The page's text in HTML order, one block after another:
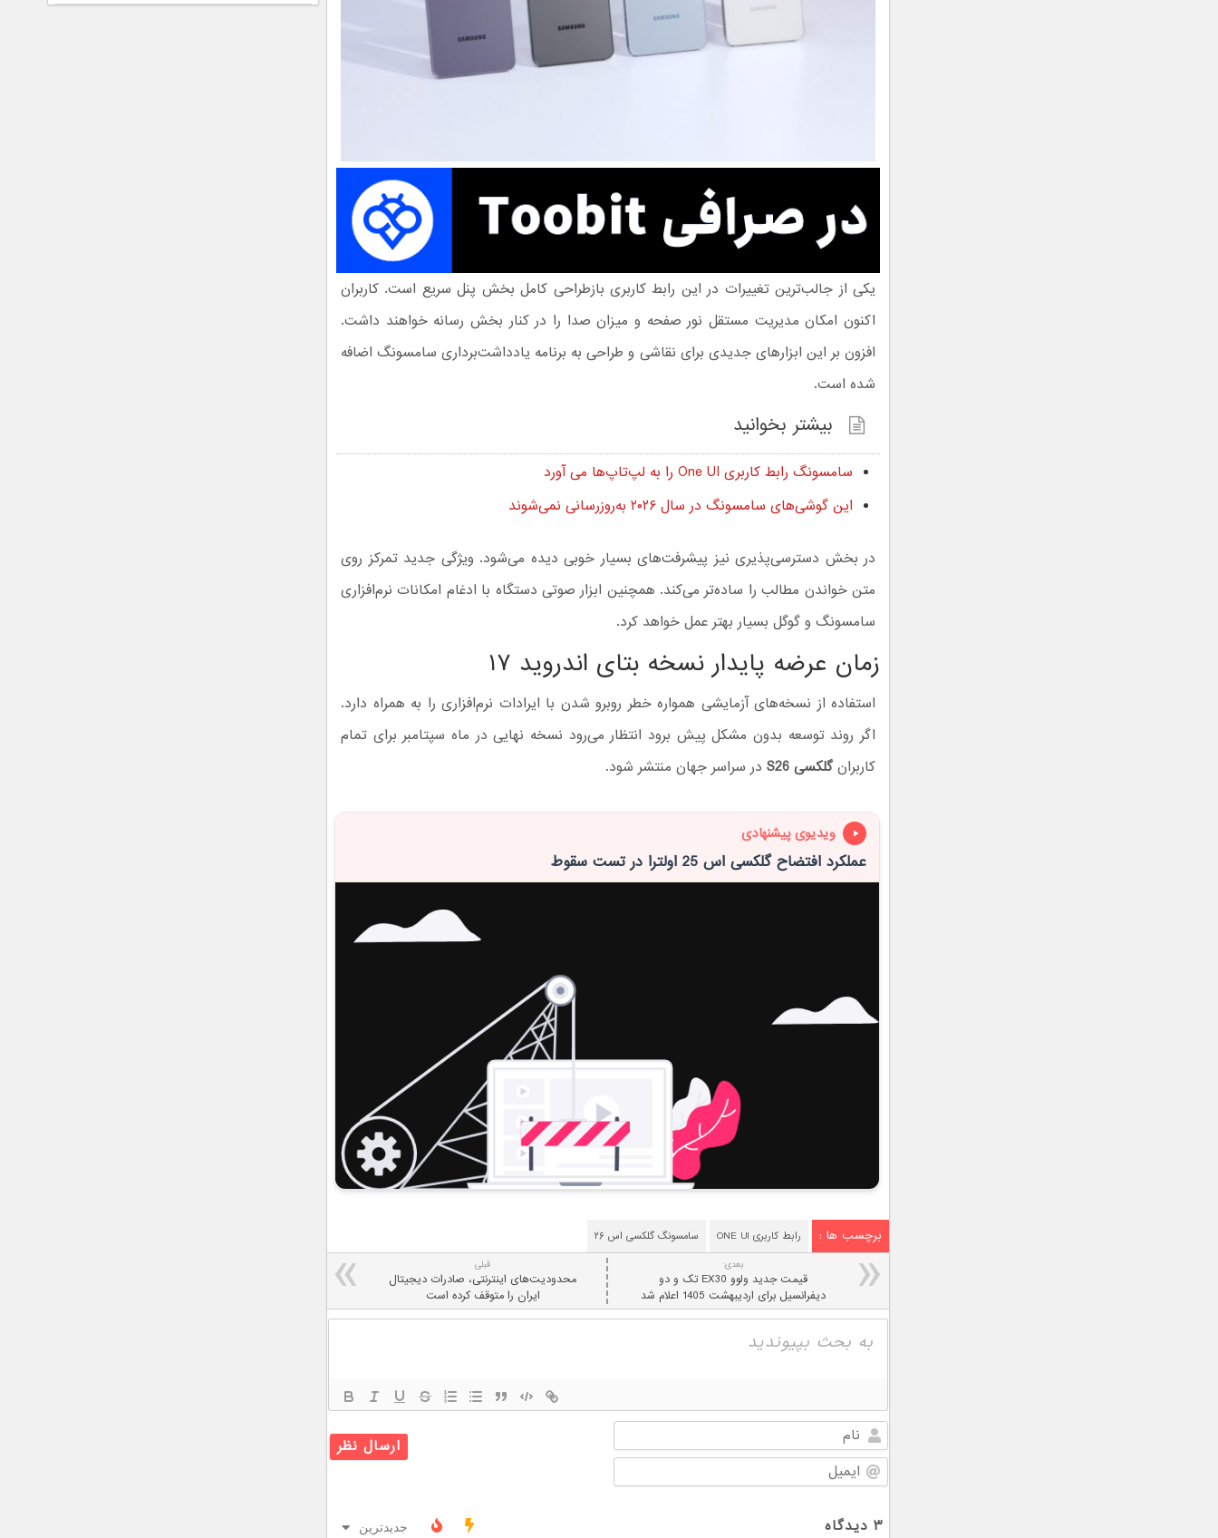
یکی از جالب‌ترین تغییرات در این رابط کاربری بازطراحی کامل بخش پنل سریع است. کاربران
اکنون امکان مدیریت مستقل نور صفحه و میزان صدا را در کنار بخش رسانه خواهند داشت.
افزون بر این ابزارهای جدیدی برای نقاشی و طراحی به برنامه یادداشت‌برداری سامسونگ اضافه
شده است.
بیشتر بخوانید
سامسونگ رابط کاربری One UI را به لپ‌تاپ‌ها می آورد
این گوشی‌های سامسونگ در سال ۲۰۲۶ به‌روزرسانی نمی‌شوند
در بخش دسترسی‌پذیری نیز پیشرفت‌های بسیار خوبی دیده می‌شود. ویژگی جدید تمرکز روی
متن خواندن مطالب را ساده‌تر می‌کند. همچنین ابزار صوتی دستگاه با ادغام امکانات نرم‌افزاری
سامسونگ و گوگل بسیار بهتر عمل خواهد کرد.
زمان عرضه پایدار نسخه بتای اندروید ۱۷
استفاده از نسخه‌های آزمایشی همواره خطر روبرو شدن با ایرادات نرم‌افزاری را به همراه دارد.
اگر روند توسعه بدون مشکل پیش برود انتظار می‌رود نسخه نهایی در ماه سپتامبر برای تمام
کاربرانگلکسی S26 در سراسر جهان منتشر شود.
ویدیوی پیشنهادی
عملکرد افتضاح گلکسی اس 25 اولترا در تست سقوط
برچسب ها : رابط کاربری ONE UI سامسونگ گلکسی اس ۲۶
قبلی
محدودیت‌های اینترنتی، صادرات دیجیتال
ایران را متوقف کرده است
بعدی:
قیمت جدید ولوو EX30 تک و دو
دیفرانسیل برای اردیبهشت 1405 اعلام شد
نام
ایمیل
۳ دیدگاه جدیدترین